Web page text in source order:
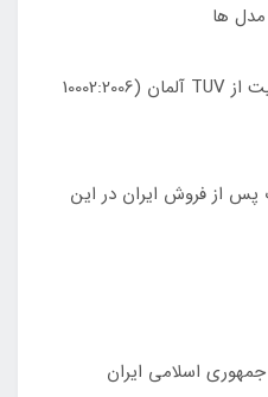
ها
دارنده استاندارد مدیریت کیفیت از TUV آلمان (10002:2006
پس از فروش ایران در این
جمهوری اسلامی ایران